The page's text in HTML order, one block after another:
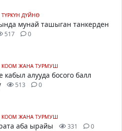
ТҮРКҮН ДҮЙНӨ
мунай ташыган танкерден
517 0
КООМ ЖАНА ТУРМУШ
кабыл алууда босого балл
513 0
КООМ ЖАНА ТУРМУШ
аба ырайы 331 0